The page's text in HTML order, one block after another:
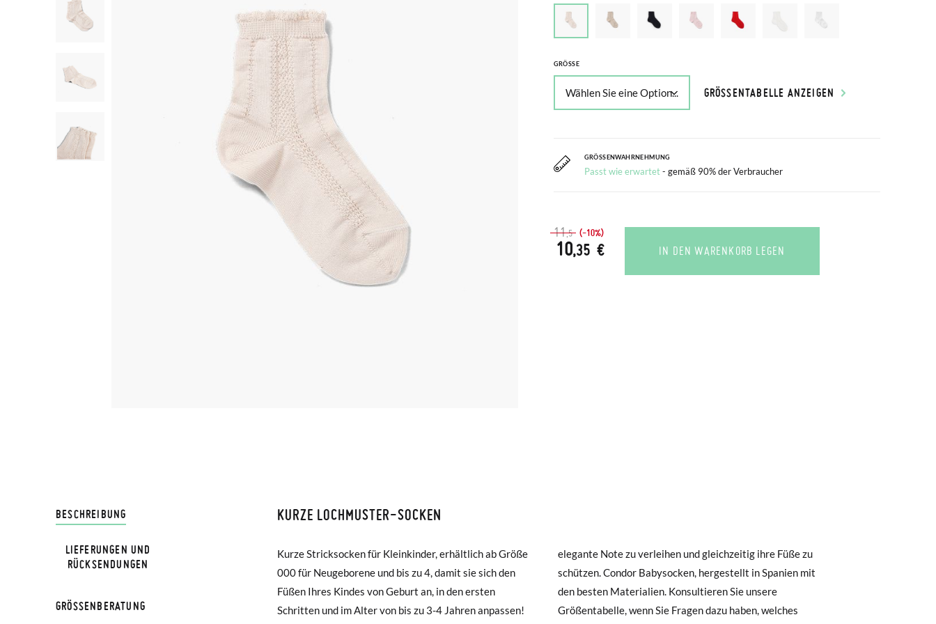
GRÖSSE
GRÖSSENTABELLE ANZEIGEN
GRÖSSENWAHRNEHMUNG
Passt wie erwartet - gemäß 90% der Verbraucher
11,5 (-10%)
10,35 € IN DEN WARENKORB LEGEN
BESCHREIBUNG KURZE LOCHMUSTER-SOCKEN
Kurze Stricksocken für Kleinkinder, erhältlich ab Größe
000 für Neugeborene und bis zu 4, damit sie sich den
Füßen Ihres Kindes von Geburt an, in den ersten
Schritten und im Alter von bis zu 3-4 Jahren anpassen!
elegante Note zu verleihen und gleichzeitig ihre Füße zu
schützen. Condor Babysocken, hergestellt in Spanien mit
den besten Materialien. Konsultieren Sie unsere
Größentabelle, wenn Sie Fragen dazu haben, welches
LIEFERUNGEN UND
RÜCKSENDUNGEN
LIVRAISON ET RETOURS
Bei Pisamonas ist die Lieferung ab 40 € kostenlos. Für Bestellungen unter 40 € kostet der Standardversand 4,95 €; die
Lieferung per Kurier dauert 4 bis 6 Werktage. Bitte beachten Sie, dass die Bestellung vor 15:00 Uhr aufgegeben
werden muss, da sie andernfalls erst am darauffolgenden Tag zugestellt wird.
GRÖSSENBERATUNG